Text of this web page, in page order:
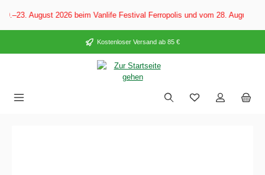
springen2026 beim Vanlife Festival Ferropolis und vom 28. August–6.
Kostenloser Versand ab 85 €